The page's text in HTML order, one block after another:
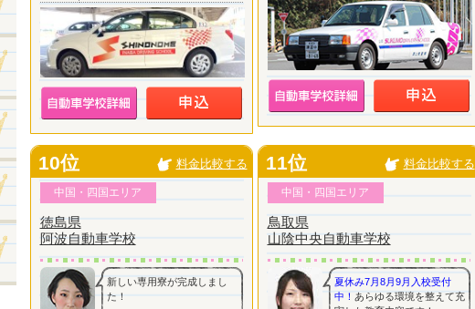
10位 料金比較する
中国・四国エリア
徳島県
阿波自動車学校
新しい専用寮が完成しまし
た！
11位 料金比較する
中国・四国エリア
鳥取県
山陰中央自動車学校
夏休み7月8月9月入校受付
中！ あらゆる環境を整えて充